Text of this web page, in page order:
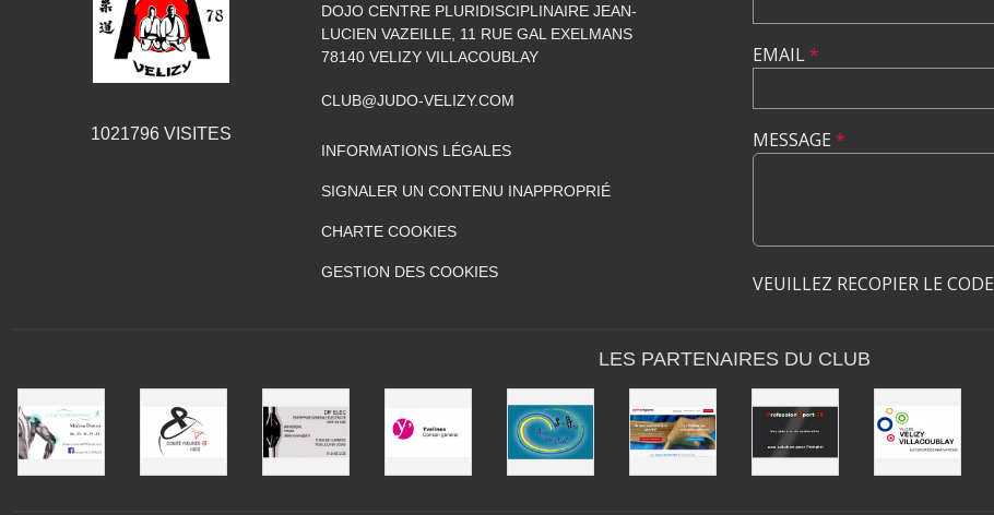
1021796VISITES
DOJO CENTRE PLURIDISCIPLINAIRE JEAN-
LUCIEN VAZEILLE, 11 RUE GAL EXELMANS
78140 VELIZY VILLACOUBLAY
CLUB@JUDO-VELIZY.COM
INFORMATIONS LÉGALES
SIGNALER UN CONTENU INAPPROPRIÉ
CHARTE COOKIES
GESTION DES COOKIES
EMAIL*
MESSAGE *
VEUILLEZ RECOPIER LE CODE
LES PARTENAIRES DU CLUB